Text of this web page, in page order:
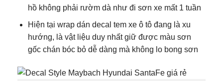
hồ không phải rườm dà như đi sơn xe mất 1 tuần
Hiện tại wrap dán decal tem xe ô tô đang là xu
hướng, là vật liệu duy nhất giữ được màu sơn
gốc chán bóc bỏ dễ dàng mà không lo bong sơn